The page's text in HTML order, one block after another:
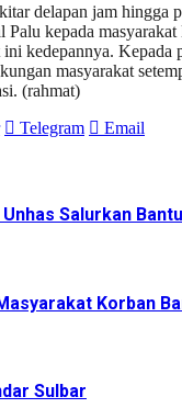
delapan jam
kepada
ini kedepannya.
masyarakat
(rahmat)
Telegram Email
Salurkan
Korban
Sulbar